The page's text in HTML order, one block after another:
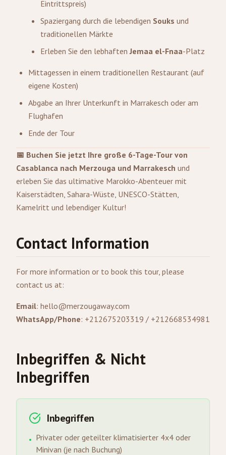
Eintrittspreis)
Spaziergang durch die lebendigen Souks und
traditionellen Märkte
Erleben Sie den lebhaftenJemaa el-Fnaa-Platz
Mittagessen in einem traditionellen Restaurant (auf
eigene Kosten)
Abgabe an Ihrer Unterkunft in Marrakesch oder am
Flughafen
Ende der Tour
📅 Buchen Sie jetzt Ihre große 6-Tage-Tour von
Casablanca nach Merzouga und Marrakesch und
erleben Sie das ultimative Marokko-Abenteuer mit
Kaiserstädten, Sahara-Wüste, UNESCO-Stätten,
Kamelritt und lebendiger Kultur!
Contact Information
For more information or to book this tour, please
contact us at:
Email: hello@merzougaway.com
WhatsApp/Phone: +212675203319 / +212668534981
Inbegriffen & Nicht
Inbegriffen
Inbegriffen
• Privater oder geteilter klimatisierter 4x4 oder
Minivan (je nach Buchung)